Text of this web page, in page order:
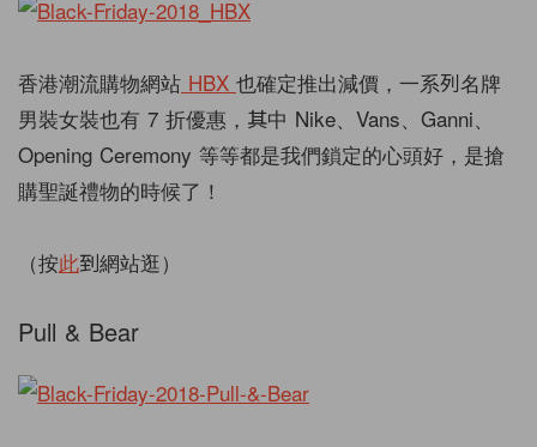
香港潮流購物網站 HBX 也確定推出減價，一系列名牌
男裝女裝也有 7 折優惠，其中 Nike、Vans、Ganni、
Opening Ceremony 等等都是我們鎖定的心頭好，是搶
購聖誕禮物的時候了！
（按此到網站逛）
Pull & Bear